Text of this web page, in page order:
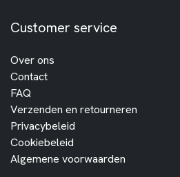
Customer service
Over ons
Contact
FAQ
Verzenden en retourneren
Privacybeleid
Cookiebeleid
Algemene voorwaarden